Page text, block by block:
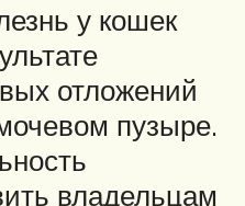
у кошек
отложений
пузыре.
владельцам